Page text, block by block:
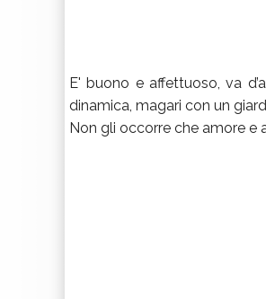
E' buono e affettuoso, va
dinamica, magari con un
Non gli occorre che amore e